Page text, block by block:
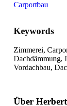
Carportbau
Keywords
Zimmerei,
Dachdämmung,
Vordachbau,
Über